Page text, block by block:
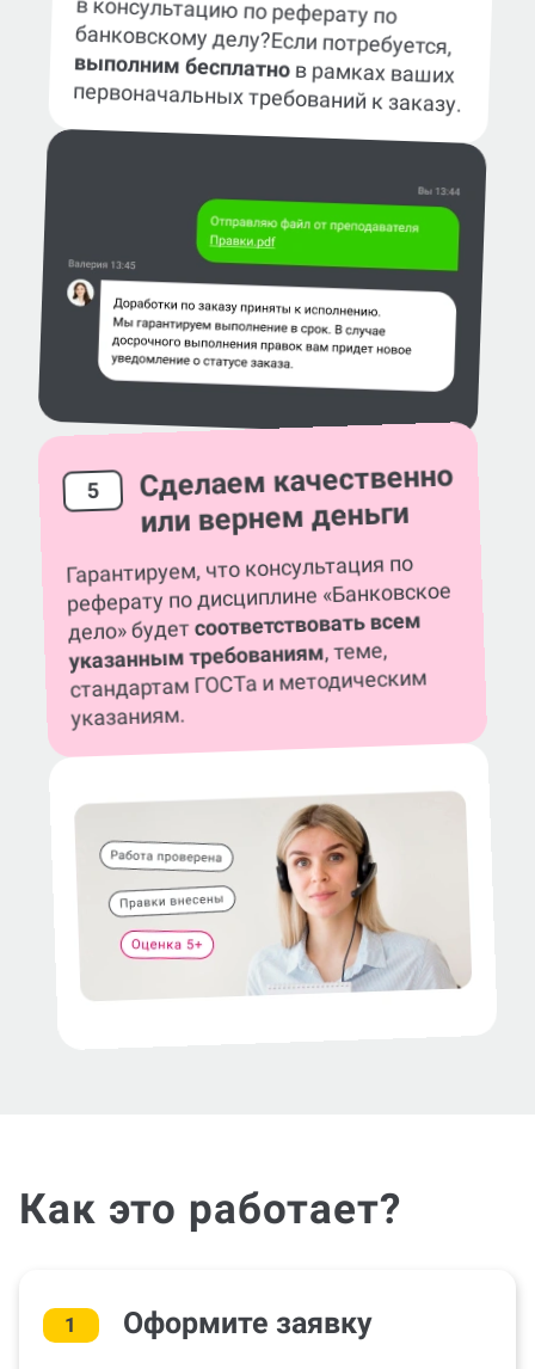
банковскому делу?Если потребуется,
выполним бесплатнов рамках ваших
первоначальных требований к заказу.
5 Сделаем качественно
или вернем деньги
Гарантируем, что консультация по
реферату по дисциплине «Банковское
дело» будетсоответствовать всем
указанным требованиям, теме,
стандартам ГОСТа и методическим
указаниям.
Как это работает?
1 Оформите заявку